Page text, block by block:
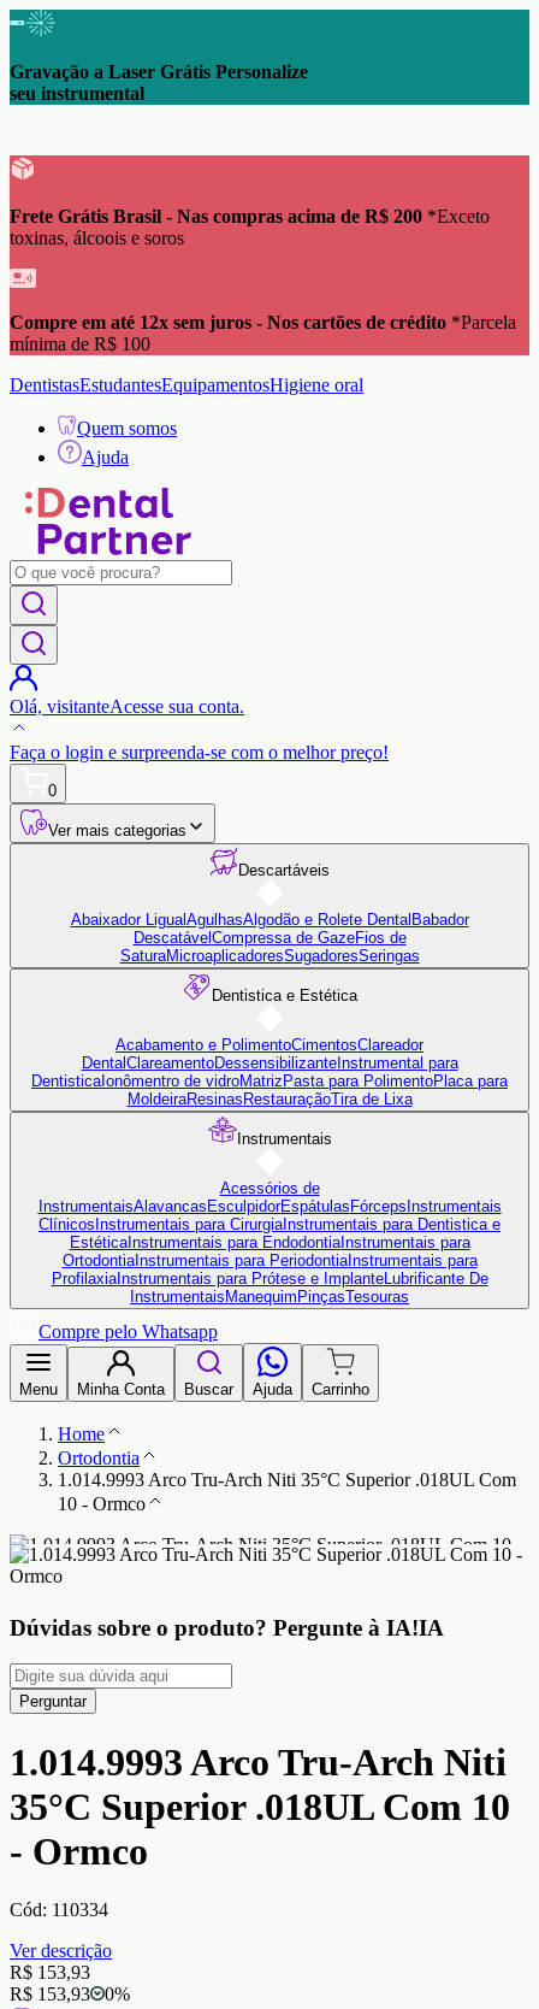
Gravação a Laser Grátis Personalize
seu instrumental
Frete Grátis Brasil - Nas compras acima de R$ 200 *Exceto
toxinas, álcoois e soros
Compre em até 12x sem juros - Nos cartões de crédito *Parcela
mínima de R$ 100
DentistasEstudantesEquipamentosHigiene oral
Quem somos
Ajuda
Olá, visitanteAcesse sua conta.
Faça o login e surpreenda-se com o melhor preço!
0
Ver mais categorias
Descartáveis
Abaixador Ligual AgulhasAlgodão e Rolete Dental Babador
Descatável Compressa de GazeFios de
SaturaMicroaplicadoresSugadoresSeringas
Dentistica e Estética
Acabamento e PolimentoCimentosClareador
Dental ClareamentoDessensibilizanteInstrumental para
Dentistica Ionômentro de vidroMatriz Pasta para PolimentoPlaca para
MoldeiraResinas RestauraçãoTira de Lixa
Instrumentais
Acessórios de
InstrumentaisAlavancas EsculpidorEspátulas Fórceps Instrumentais
Clínicos Instrumentais para Cirurgia Instrumentais para Dentistica e
EstéticaInstrumentais para EndodontiaInstrumentais para
OrtodontiaInstrumentais para PeriodontiaInstrumentais para
ProfilaxiaInstrumentais para Prótese e ImplanteLubrificante De
Instrumentais Manequim PinçasTesouras
Compre pelo Whatsapp
Menu Minha Conta Buscar Ajuda Carrinho
Home
Ortodontia
1.014.9993 Arco Tru-Arch Niti 35°C Superior .018UL Com
10 - Ormco
Dúvidas sobre o produto? Pergunte à IA!IA
Perguntar
1.014.9993 Arco Tru-Arch Niti
35°C Superior .018UL Com 10
- Ormco
Cód: 110334
Ver descrição
R$ 153,93
R$ 153,93
0%